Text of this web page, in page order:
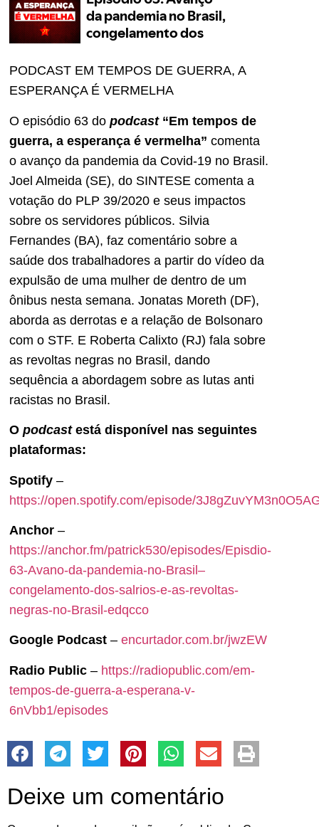
PODCAST EM TEMPOS DE GUERRA, A
ESPERANÇA É VERMELHA
O episódio 63 do podcast“Em tempos de
guerra, a esperança é vermelha” comenta
o avanço da pandemia da Covid-19 no Brasil.
Joel Almeida (SE), do SINTESE comenta a
votação do PLP 39/2020 e seus impactos
sobre os servidores públicos. Silvia
Fernandes (BA), faz comentário sobre a
saúde dos trabalhadores a partir do vídeo da
expulsão de uma mulher de dentro de um
ônibus nesta semana. Jonatas Moreth (DF),
aborda as derrotas e a relação de Bolsonaro
com o STF. E Roberta Calixto (RJ) fala sobre
as revoltas negras no Brasil, dando
sequência a abordagem sobre as lutas anti
racistas no Brasil.
O podcastestá disponível nas seguintes
plataformas:
Spotify –
https://open.spotify.com/episode/
Anchor –
https://anchor.fm/patrick530/episodes/Episdio-
63-Avano-da-pandemia-no-Brasil–
congelamento-dos-salrios-e-as-revoltas-
negras-no-Brasil-edqcco
Google Podcast – encurtador.com.br/jwzEW
Radio Public – https://radiopublic.com/em-
tempos-de-guerra-a-esperana-v-
6nVbb1/episodes
Deixe um comentário